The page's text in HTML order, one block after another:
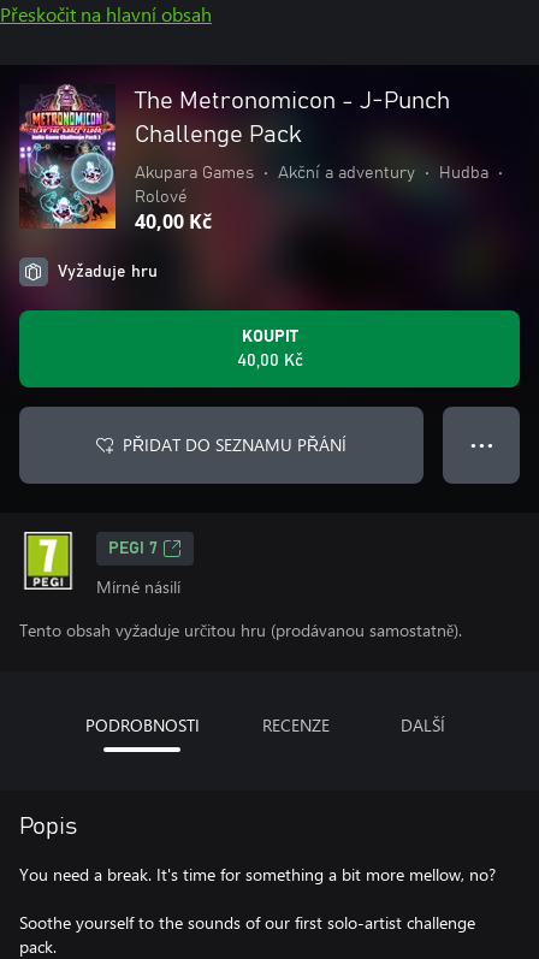
Přeskočit na hlavní obsah
The Metronomicon - J-Punch
Challenge Pack
Akupara Games • Akční a adventury • Hudba
•
Rolové
40,00 Kč
Vyžaduje hru
KOUPIT
40,00 Kč
PŘIDAT DO SEZNAMU PŘÁNÍ ● ● ●
PEGI 7
Mírné násilí
Tento obsah vyžaduje určitou hru (prodávanou samostatně).
PODROBNOSTI RECENZE DALŠÍ
Popis
You need a break. It's time for something a bit more mellow, no?
Soothe yourself to the sounds of our first solo-artist challenge
pack.